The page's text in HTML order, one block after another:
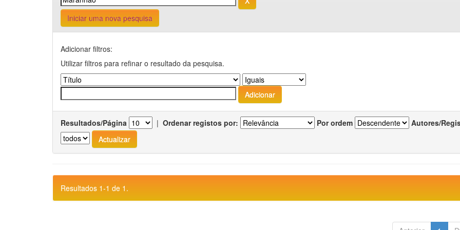
Iniciar uma nova pesquisa
Adicionar filtros:
Utilizar filtros para refinar o resultado da pesquisa.
Resultados/Página | Ordenar registos por: Por ordem Autores/
Resultados 1-1 de 1.